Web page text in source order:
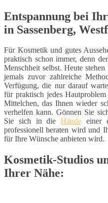
Entspannung bei
in Sassenberg,
Für Kosmetik und gutes
praktisch schon immer, denn
Menschheit selbst. Heute
jemals zuvor zahlreiche
Verfügung, die nur darauf
für praktisch jedes
Mittelchen, das Ihnen wieder
verhelfen kann. Gönnen Sie
Sie sich in dieHände einer
professionell beraten wird und
für Ihre Wünsche anbieten wird.
Kosmetik-Studios
Ihrer Nähe: